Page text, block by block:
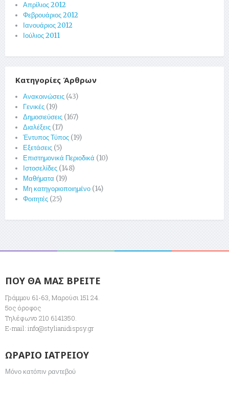
Απρίλιος 2012
Φεβρουάριος 2012
Ιανουάριος 2012
Ιούλιος 2011
Κατηγορίες Άρθρων
Ανακοινώσεις (43)
Γενικές (19)
Δημοσιεύσεις (167)
Διαλέξεις (17)
Έντυπος Τύπος (19)
Εξετάσεις (5)
Επιστημονικά Περιοδικά (10)
Ιστοσελίδες (148)
Μαθήματα (19)
Μη κατηγοριοποιημένο (14)
Φοιτητές (25)
ΠΟΥ ΘΑ ΜΑΣ ΒΡΕΙΤΕ
Γράμμου 61-63, Μαρούσι 151 24.
5ος όροφος
Τηλέφωνο 210 6141350.
E-mail: info@stylianidispsy.gr
ΩΡΑΡΙΟ ΙΑΤΡΕΙΟΥ
Μόνο κατόπιν ραντεβού